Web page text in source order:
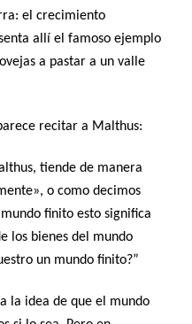
el crecimiento
allí el famoso ejemplo
a pastar a un valle
recitar a Malthus:
tiende de manera
o como decimos
finito esto significa
los bienes del mundo
un mundo finito?”
la idea de que el mundo